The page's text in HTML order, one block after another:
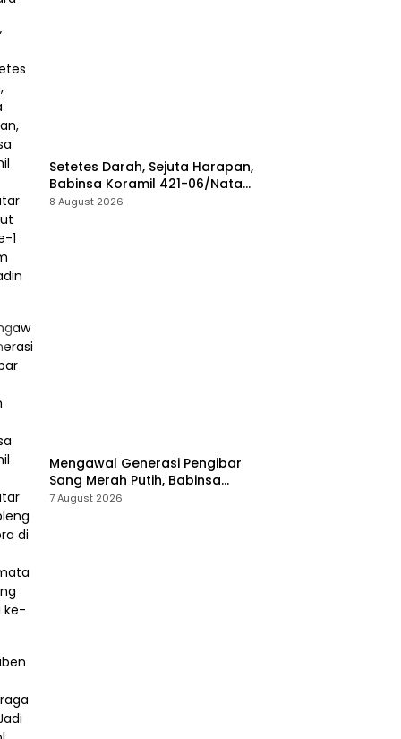
Setetes Darah, Sejuta Harapan,
Babinsa Koramil 421-06/Natar
Sambut HUT ke-1 Kodam
8 August 2026
Mengawal Generasi Pengibar
Sang Merah Putih, Babinsa
Koramil 421-06/Natar
7 August 2026